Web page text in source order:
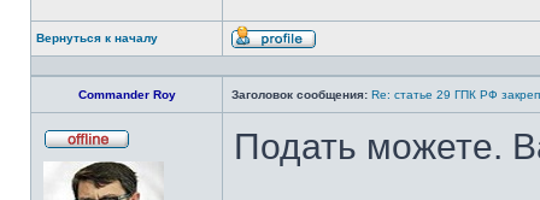
Вернуться к началу
Профиль
Commander Roy Заголовок сообщения: Re: статье 29 ГПК РФ
в
сети
Подать можете.